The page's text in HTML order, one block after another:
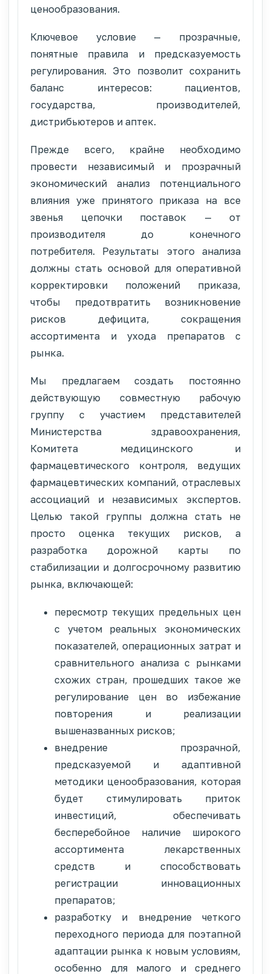
ценообразования.
Ключевое условие — прозрачные,
понятные правила и предсказуемость
регулирования. Это позволит сохранить
баланс интересов: пациентов,
государства, производителей,
дистрибьютеров и аптек.
Прежде всего, крайне необходимо
провести независимый и прозрачный
экономический анализ потенциального
влияния уже принятого приказа на все
звенья цепочки поставок — от
производителя до конечного
потребителя. Результаты этого анализа
должны стать основой для оперативной
корректировки положений приказа,
чтобы предотвратить возникновение
рисков дефицита, сокращения
ассортимента и ухода препаратов с
рынка.
Мы предлагаем создать постоянно
действующую совместную рабочую
группу с участием представителей
Министерства здравоохранения,
Комитета медицинского и
фармацевтического контроля, ведущих
фармацевтических компаний, отраслевых
ассоциаций и независимых экспертов.
Целью такой группы должна стать не
просто оценка текущих рисков, а
разработка дорожной карты по
стабилизации и долгосрочному развитию
рынка, включающей:
пересмотр текущих предельных цен
с учетом реальных экономических
показателей, операционных затрат и
сравнительного анализа с рынками
схожих стран, прошедших такое же
регулирование цен во избежание
повторения и реализации
вышеназванных рисков;
внедрение прозрачной,
предсказуемой и адаптивной
методики ценообразования, которая
будет стимулировать приток
инвестиций, обеспечивать
бесперебойное наличие широкого
ассортимента лекарственных
средств и способствовать
регистрации инновационных
препаратов;
разработку и внедрение четкого
переходного периода для поэтапной
адаптации рынка к новым условиям,
особенно для малого и среднего